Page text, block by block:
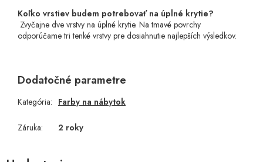
Koľko vrstiev budem potrebovať na úplné krytie?
Zvyčajne dve vrstvy na úplné krytie. Na tmavé povrchy
odporúčame tri tenké vrstvy pre dosiahnutie najlepších výsledkov.
Dodatočné parametre
Kategória: Farby na nábytok
Záruka: 2 roky